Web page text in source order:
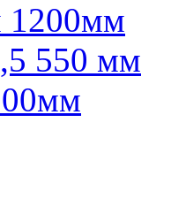
1200мм
550 мм